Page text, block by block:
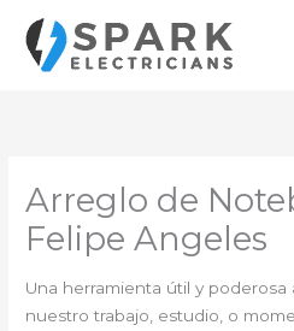
contenido
Arreglo de
Felipe Angeles
Una herramienta útil y
nuestro trabajo, estudio, o